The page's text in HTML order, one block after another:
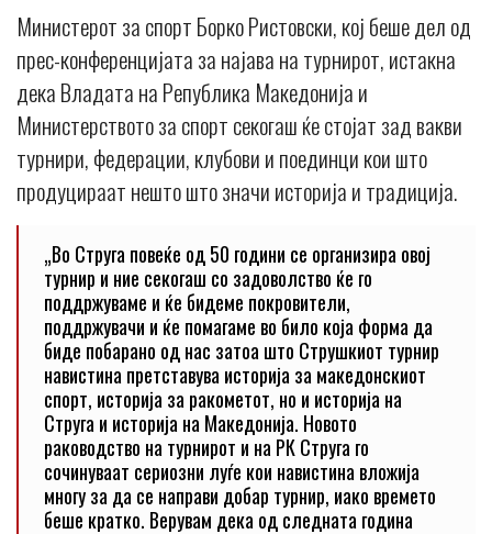
Министерот за спорт Борко Ристовски, кој беше дел од
прес-конференцијата за најава на турнирот, истакна
дека Владата на Република Македонија и
Министерството за спорт секогаш ќе стојат зад вакви
турнири, федерации, клубови и поединци кои што
продуцираат нешто што значи историја и традиција.
„Во Струга повеќе од 50 години се организира овој
турнир и ние секогаш со задоволство ќе го
поддржуваме и ќе бидеме покровители,
поддржувачи и ќе помагаме во било која форма да
биде побарано од нас затоа што Струшкиот турнир
навистина претставува историја за македонскиот
спорт, историја за ракометот, но и историја на
Струга и историја на Македонија. Новото
раководство на турнирот и на РК Струга го
сочинуваат сериозни луѓе кои навистина вложија
многу за да се направи добар турнир, иако времето
беше кратко. Верувам дека од следната година